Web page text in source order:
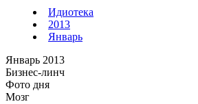
Идиотека
2013
Январь
Январь 2013
Бизнес-линч
Фото дня
Мозг